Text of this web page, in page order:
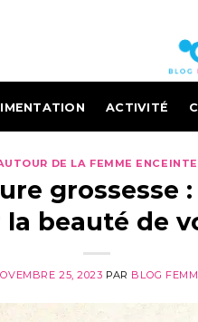
ACTIVITÉ
DE LA FEMME ENCEINTE
grossesse
la beauté de
25, 2023 PAR BLOG